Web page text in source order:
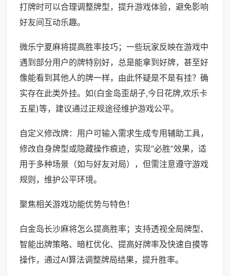
打牌时可以合理调整牌型，提升游戏体验，避免影响
好友间互动乐趣。
微乐宁夏麻将提高胜率技巧；一些玩家反映在游戏中
遇到部分用户的牌特别好，总是能拿到好牌，甚至好
像能看到其他人的牌一样，由此怀疑是不是有挂？确
实存在此类外挂。如(白金岛歪胡子,今日花牌,欢乐卡
五星)等，建议通过正规途径维护游戏公平。
自定义修改牌：用户可输入需求生成专用辅助工具，
修改自身牌型或隐藏操作痕迹，实现“必胜”效果，适
用于多种场景（如与好友对局），但需注意遵守游戏
规则，维护公平环境。
聚焦相关游戏功能优势与特色！
白金岛长沙麻将怎么提高胜率；支持透视全局牌型、
智能出牌策略、暗杠优化、提高好牌率及快速自摸等
操作，通过AI算法调整牌局结果，提升胜率。